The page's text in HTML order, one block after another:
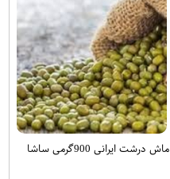
ماش درشت ایرانی 900گرمی ساشا